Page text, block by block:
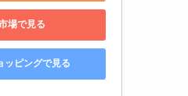
場で見る
ッピングで見る